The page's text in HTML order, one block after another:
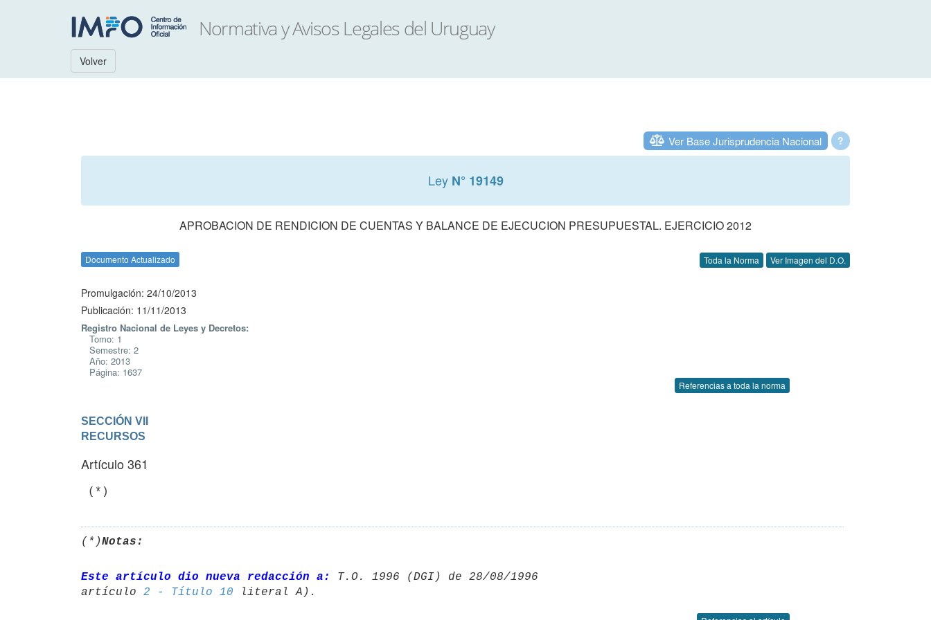
Volver
?
Ver Base Jurisprudencia Nacional
Ley N° 19149
APROBACION DE RENDICION DE CUENTAS Y BALANCE DE EJECUCION PRESUPUESTAL. EJERCICIO 2012
Documento Actualizado Toda la Norma Ver Imagen del D.O.
Promulgación: 24/10/2013
Publicación: 11/11/2013
Registro Nacional de Leyes y Decretos:
Tomo: 1
Semestre: 2
Año: 2013
Página: 1637
Referencias a toda la norma
SECCIÓN VII
RECURSOS
Artículo 361
(*)Notas:
Este artículo dio nueva redacción a:
T.O. 1996 (DGI) de 28/08/1996
artículo 2 - Título 10